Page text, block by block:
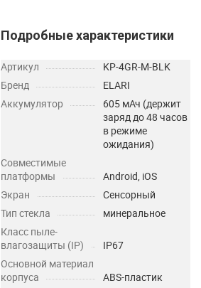
Подробные характеристики
Артикул
KP-4GR-M-BLK
Бренд
ELARI
Аккумулятор
605 мАч (держит
заряд до 48 часов
в режиме
ожидания)
Совместимые
платформы
Android, iOS
Экран
Сенсорный
Тип стекла
минеральное
Класс пыле-
влагозащиты (IP)
IP67
Основной материал
корпуса
ABS-пластик